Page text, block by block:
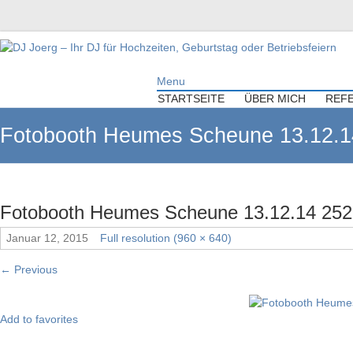
Geburtstag oder Betriebsfeiern
Firmenfeier.
Menu
STARTSEITE
ÜBER MICH
Fotobooth Heumes Scheune
Fotobooth Heumes Scheune 13.12.14 252
Januar 12, 2015 Full resolution (960 × 640)
← Previous
Add to favorites